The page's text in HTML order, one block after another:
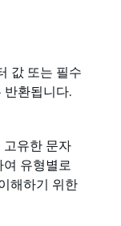
값 또는 필수
반환됩니다.
고유한 문자
유형별로
해하기 위한